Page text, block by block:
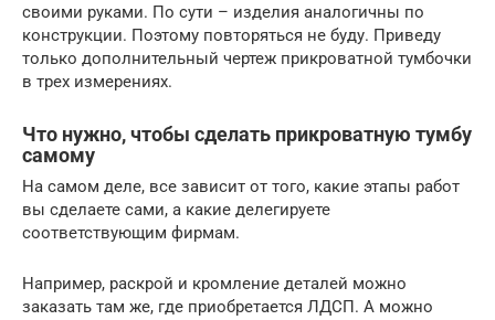
своими руками. По сути – изделия аналогичны по
конструкции. Поэтому повторяться не буду. Приведу
только дополнительный чертеж прикроватной тумбочки
в трех измерениях.
Что нужно, чтобы сделать прикроватную тумбу
самому
На самом деле, все зависит от того, какие этапы работ
вы сделаете сами, а какие делегируете
соответствующим фирмам.
Например, раскрой и кромление деталей можно
заказать там же, где приобретается ЛДСП. А можно